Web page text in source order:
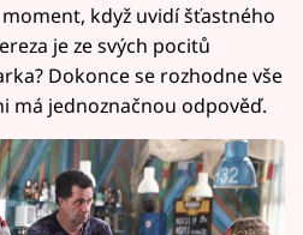
když uvidí šťastného
je ze svých pocitů
Dokonce se rozhodne vše
má jednoznačnou odpověď.